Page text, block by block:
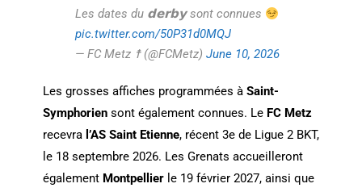
Les dates du 𝗱𝗲𝗿𝗯𝘆 sont connues
pic.twitter.com/50P31d0MQJ
— FC Metz ☨ (@FCMetz) June 10, 2026
Les grosses affiches programmées à Saint-
Symphoriensont également connues. Le FC Metz
recevra l’AS Saint Etienne, récent 3e de Ligue 2 BKT,
le 18 septembre 2026. Les Grenats accueilleront
également Montpellierle 19 février 2027, ainsi que